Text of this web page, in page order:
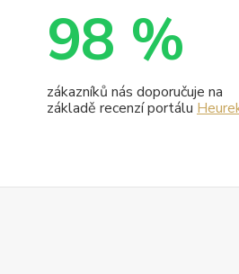
98 %
zákazníků nás doporučuje na
základě recenzí portálu